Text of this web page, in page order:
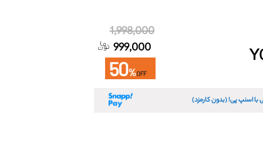
999,000
1,998,000
با اسنپ پی! (بدون کارمزد)